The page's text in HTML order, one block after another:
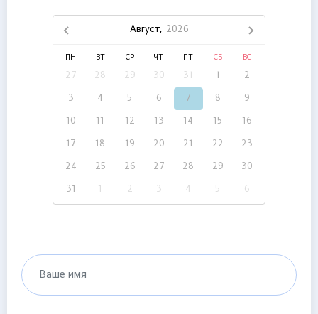
Август, 2026
ПН ВТ СР ЧТ СБ ВС
27 28 29 30 31 1 2
3 4 5 6 7 8 9
10 11 12 13 14 15 16
17 18 19 20 21 22 23
24 25 26 27 28 29 30
31 1 2 3 4 5 6
Ваше имя